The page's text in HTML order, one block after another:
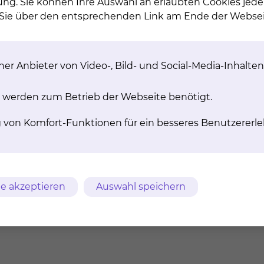
ist eine Form
Nähe des zu
mit Hilfe von
platziert wird.
Be­strah­lung
aufwendige
der Strahlentherapie.
mehr
über den entsprechenden Link am Ende der
Anbieter von Video-, Bild- und Social-Media-
werden zum Betrieb der Webseite benötigt.
Komfort-Funktionen für ein besseres
akzeptieren Auswahl speichern